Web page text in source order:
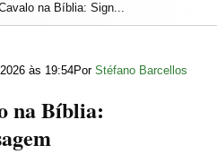
na Bíblia: Sign...
às 19:54Por Stéfano Barcellos
na Bíblia: